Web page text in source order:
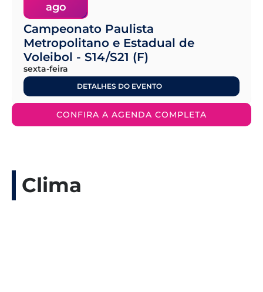
ago
Campeonato Paulista
Metropolitano e Estadual de
Voleibol - S14/S21 (F)
sexta-feira
DETALHES DO EVENTO
CONFIRA A AGENDA COMPLETA
Clima